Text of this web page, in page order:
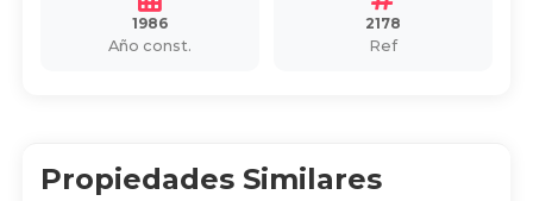
1986
Año const.
2178
Ref
Propiedades Similares